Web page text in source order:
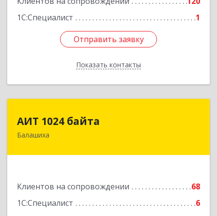
1С:Специалист
1
Отправить заявку
Показать контакты
Отправить заявку
Назад
АИТ 1024 байта
Балашиха
Клиентов на сопровождении
68
1С:Специалист
6
143909, Московская обл, Балашиха г, Солнечная